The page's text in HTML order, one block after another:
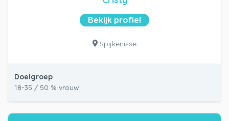
Bekijk profiel
Spijkenisse
Doelgroep
18-35 / 50 % vrouw